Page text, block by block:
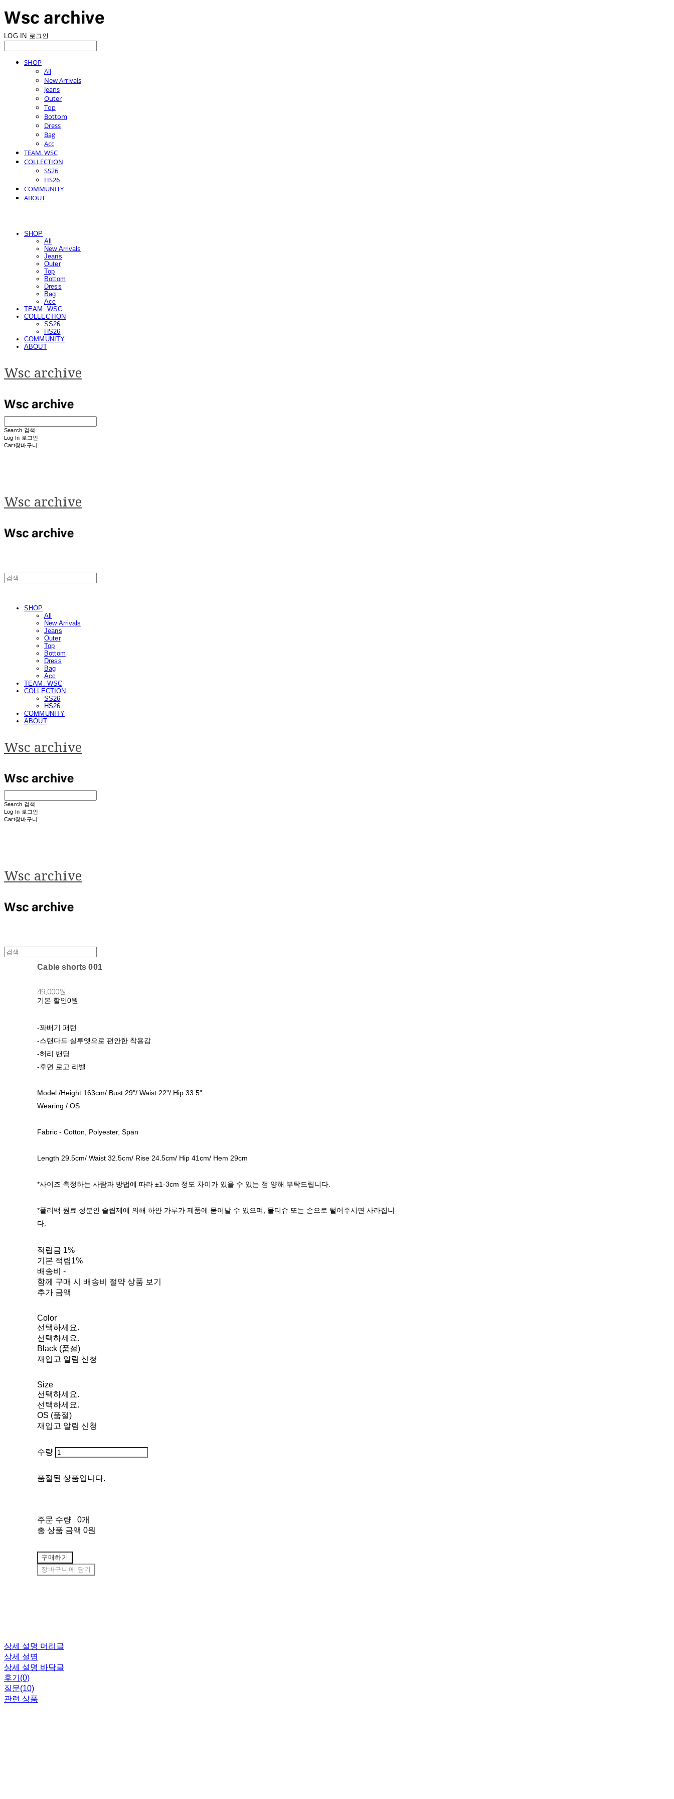
LOG IN 로그인
SHOP
All
New Arrivals
Jeans
Outer
Top
Bottom
Dress
Bag
Acc
TEAM. WSC
COLLECTION
SS26
HS26
COMMUNITY
ABOUT
SHOP
All
New Arrivals
Jeans
Outer
Top
Bottom
Dress
Bag
Acc
TEAM. WSC
COLLECTION
SS26
HS26
COMMUNITY
ABOUT
Wsc archive
Search 검색
Log In 로그인
Cart장바구니
Wsc archive
SHOP
All
New Arrivals
Jeans
Outer
Top
Bottom
Dress
Bag
Acc
TEAM. WSC
COLLECTION
SS26
HS26
COMMUNITY
ABOUT
Wsc archive
Search 검색
Log In 로그인
Cart장바구니
Wsc archive
Cable shorts 001
49,000원
기본 할인0원
-꽈배기 패턴
-스탠다드 실루엣으로 편안한 착용감
-허리 밴딩
-후면 로고 라벨
Model /Height 163cm/ Bust 29"/ Waist 22"/ Hip 33.5"
Wearing / OS
Fabric - Cotton, Polyester, Span
Length 29.5cm/ Waist 32.5cm/ Rise 24.5cm/ Hip 41cm/ Hem 29cm
*사이즈 측정하는 사람과 방법에 따라 ±1-3cm 정도 차이가 있을 수 있는 점 양해 부탁드립니다.
*폴리백 원료 성분인 슬립제에 의해 하얀 가루가 제품에 묻어날 수 있으며, 물티슈 또는 손으로 털어주시면 사라집니
다.
적립금 1%
기본 적립1%
배송비-
함께 구매 시 배송비 절약 상품 보기
추가 금액
Color
선택하세요.
선택하세요.
Black (품절)
재입고 알림 신청
Size
선택하세요.
선택하세요.
OS (품절)
재입고 알림 신청
수량
품절된 상품입니다.
주문 수량
0개
총 상품 금액 0원
구매하기
장바구니에 담기
상세 설명 머리글
상세 설명
상세 설명 바닥글
후기(0)
질문(10)
관련 상품